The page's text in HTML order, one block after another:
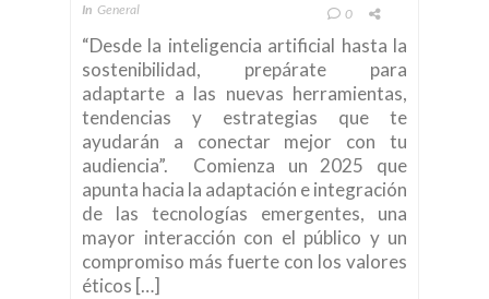
In General 0
“Desde la inteligencia artificial hasta la
sostenibilidad, prepárate para
adaptarte a las nuevas herramientas,
tendencias y estrategias que te
ayudarán a conectar mejor con tu
audiencia”. Comienza un 2025 que
apunta hacia la adaptación e integración
de las tecnologías emergentes, una
mayor interacción con el público y un
compromiso más fuerte con los valores
éticos […]